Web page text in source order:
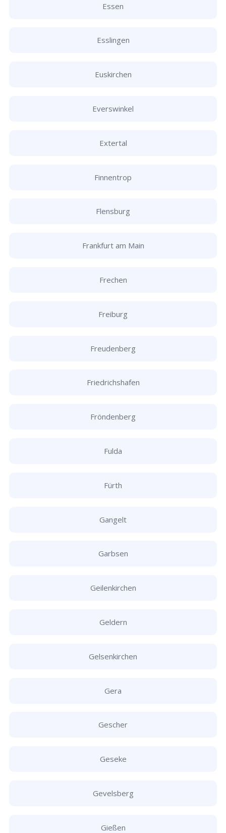
Essen
Esslingen
Euskirchen
Everswinkel
Extertal
Finnentrop
Flensburg
Frankfurt am Main
Frechen
Freiburg
Freudenberg
Friedrichshafen
Fröndenberg
Fulda
Fürth
Gangelt
Garbsen
Geilenkirchen
Geldern
Gelsenkirchen
Gera
Gescher
Geseke
Gevelsberg
Gießen